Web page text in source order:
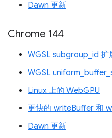
Dawn 更新
Chrome 144
WGSL subgroup_id 扩
WGSL
Linux 上的 WebGPU
更快的 writeBuffer 和
Dawn 更新